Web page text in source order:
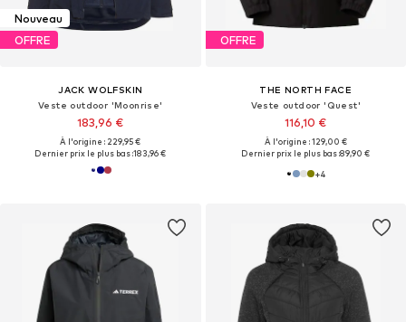
Nouveau
OFFRE
JACK WOLFSKIN
Veste outdoor 'Moonrise'
183,96 €
À l'origine : 229,95 €
Dernier prix le plus bas :183,96 €
OFFRE
THE NORTH FACE
Veste outdoor 'Quest'
116,10 €
À l'origine : 129,00 €
Dernier prix le plus bas :89,90 €
+4